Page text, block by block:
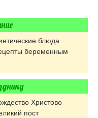
блюда
беременным
Христово
пост